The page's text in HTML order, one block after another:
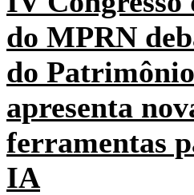
do MPRN
do
apresenta
ferramentas
IA